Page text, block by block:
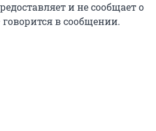
и не сообщает о
в сообщении.